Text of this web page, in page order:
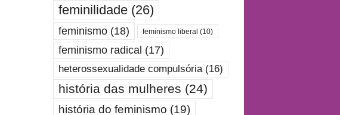
feminilidade(26)
feminismo(18) feminismo liberal (10)
feminismo radical (17)
heterossexualidade compulsória(16)
história das mulheres (24)
história do feminismo (19)